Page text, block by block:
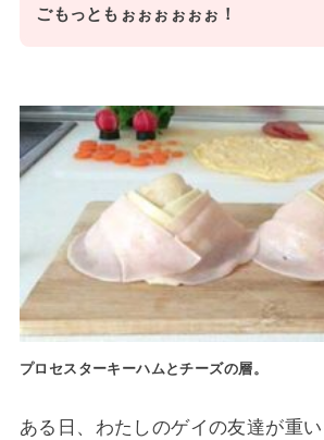
ごもっともぉぉぉぉぉぉ！
プロセスターキーハムとチーズの層。
ある日、わたしのゲイの友達が重